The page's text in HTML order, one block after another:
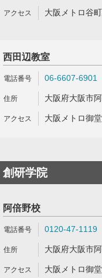
大阪メトロ谷
西田辺教室
06-6607-6901
大阪府大阪市
大阪メトロ御
創研学院
阿倍野校
0120-47-1119
大阪府大阪市
大阪メトロ御